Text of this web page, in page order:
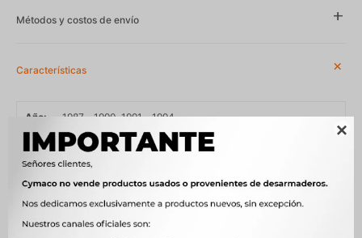

Métodos y costos de envío
Características
Año 1987 - 1990, 1991 - 1994
Compatibilidad VOLKSWAGEN
Modelo GOL
Motor